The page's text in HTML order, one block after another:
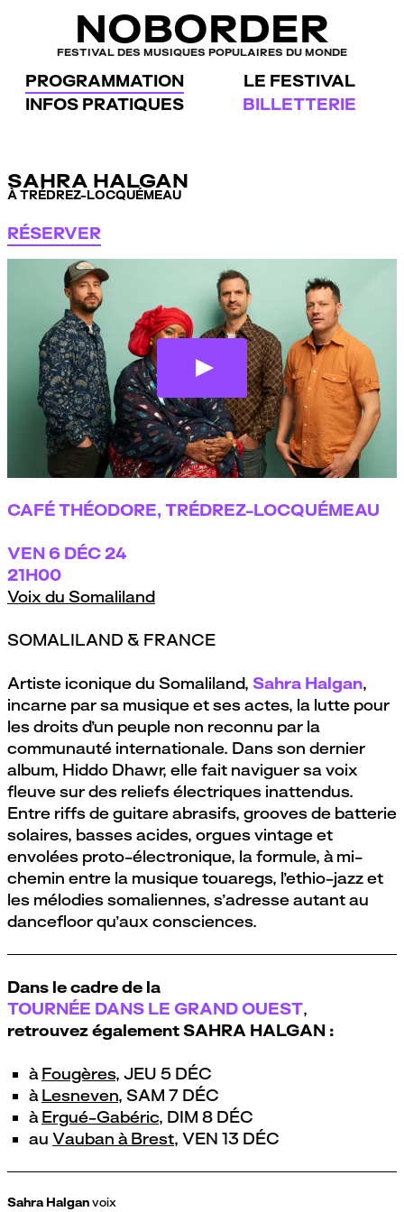
NOBORDER
FESTIVAL DES MUSIQUES POPULAIRES DU MONDE
PROGRAMMATION
LE FESTIVAL
INFOS PRATIQUES
BILLETTERIE
SAHRA HALGAN
À TRÉDREZ-LOCQUÉMEAU
RÉSERVER
CAFÉ THÉODORE, TRÉDREZ-LOCQUÉMEAU
VEN6 DÉC 24
21H00
Voix du Somaliland
SOMALILAND & FRANCE
Artiste iconique du Somaliland, Sahra Halgan,
incarne par sa musique et ses actes, la lutte pour
les droits d’un peuple non reconnu par la
communauté internationale. Dans son dernier
album, Hiddo Dhawr, elle fait naviguer sa voix
fleuve sur des reliefs électriques inattendus.
Entre riffs de guitare abrasifs, grooves de batterie
solaires, basses acides, orgues vintage et
envolées proto-électronique, la formule, à mi-
chemin entre la musique touaregs, l’ethio-jazz et
les mélodies somaliennes, s’adresse autant au
dancefloor qu’aux consciences.
Dans le cadre de la
TOURNÉE DANS LE GRAND OUEST,
retrouvez également SAHRA HALGAN :
àFougères, JEU 5 DÉC
àLesneven, SAM 7 DÉC
àErgué-Gabéric, DIM 8 DÉC
au Vauban à Brest, VEN 13 DÉC
Sahra Halganvoix